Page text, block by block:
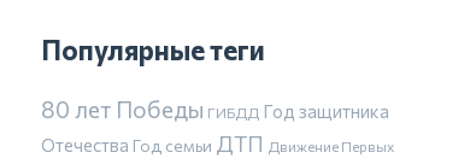
Популярные теги
80 лет Победы ГИБДД Год защитника
Отечества Год семьи ДТП Движение Первых